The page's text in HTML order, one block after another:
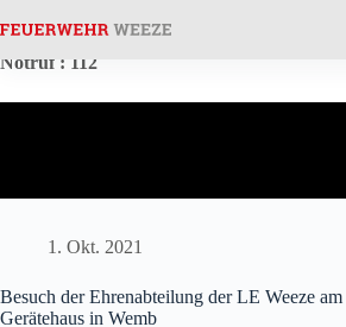
Inhalt
Notruf : 112
1. Okt. 2021
Besuch der Ehrenabteilung der LE Weeze am
Gerätehaus in Wemb